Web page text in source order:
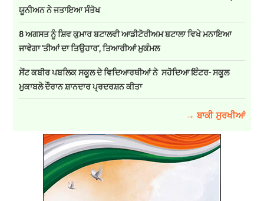
ਲੰਬੇ ਇੰਤਜ਼ਾਰ ਮਗਰੋਂ ਨੰਬਰਦਾਰਾਂ ਦਾ ਬਕਾਇਆ ਮਾਨ ਭੱਤਾ ਖਾਤਿਆਂ ਵਿੱਚ ਜਮ੍ਹਾਂ,
ਯੂਨੀਅਨ ਨੇ ਜਤਾਇਆ ਸੰਤੋਖ
8 ਅਗਸਤ ਨੂੰ ਸ਼ਿਵ ਕੁਮਾਰ ਬਟਾਲਵੀ ਆਡੀਟੋਰੀਅਮ ਬਟਾਲਾ ਵਿਖੇ ਮਨਾਇਆ
ਜਾਵੇਗਾ 'ਤੀਆਂ ਦਾ ਤਿਉਹਾਰ', ਤਿਆਰੀਆਂ ਮੁਕੰਮਲ
ਸੇਂਟ ਕਬੀਰ ਪਬਲਿਕ ਸਕੂਲ ਦੇ ਵਿਦਿਆਰਥੀਆਂ ਨੇ ਸਹੋਦਿਆ ਇੰਟਰ- ਸਕੂਲ
ਮੁਕਾਬਲੇ ਦੌਰਾਨ ਸ਼ਾਨਦਾਰ ਪ੍ਰਦਰਸ਼ਨ ਕੀਤਾ